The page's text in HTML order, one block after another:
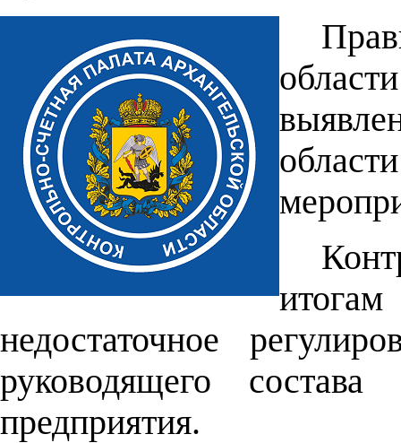
недостаточное
руководящего состава
предприятия.